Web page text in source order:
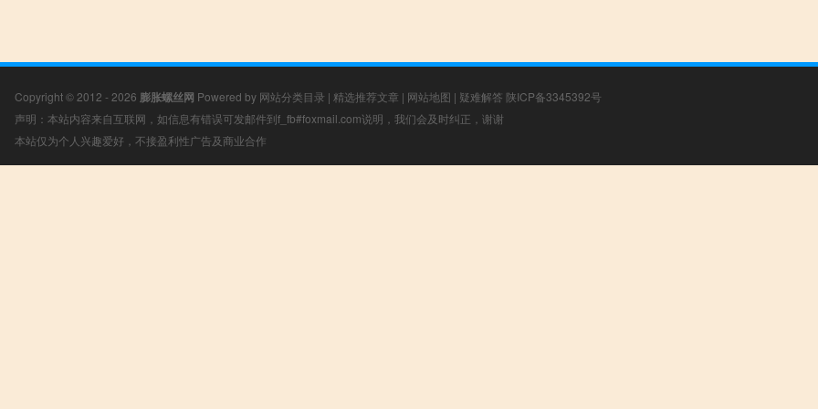
Copyright © 2012 - 2026 膨胀螺丝网 Powered by 网站分类目录 | 精选推荐文章 | 网站地图 | 疑难解答 陕ICP备3345392号
声明：本站内容来自互联网，如信息有错误可发邮件到f_fb#foxmail.com说明，我们会及时纠正，谢谢
本站仅为个人兴趣爱好，不接盈利性广告及商业合作